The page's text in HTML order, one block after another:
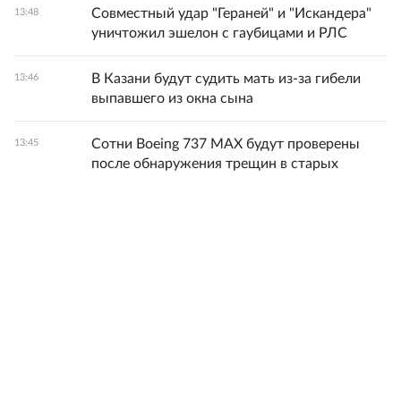
13:48
Совместный удар "Гераней" и "Искандера"
уничтожил эшелон с гаубицами и РЛС
13:46
В Казани будут судить мать из-за гибели
выпавшего из окна сына
13:45
Сотни Boeing 737 MAX будут проверены
после обнаружения трещин в старых